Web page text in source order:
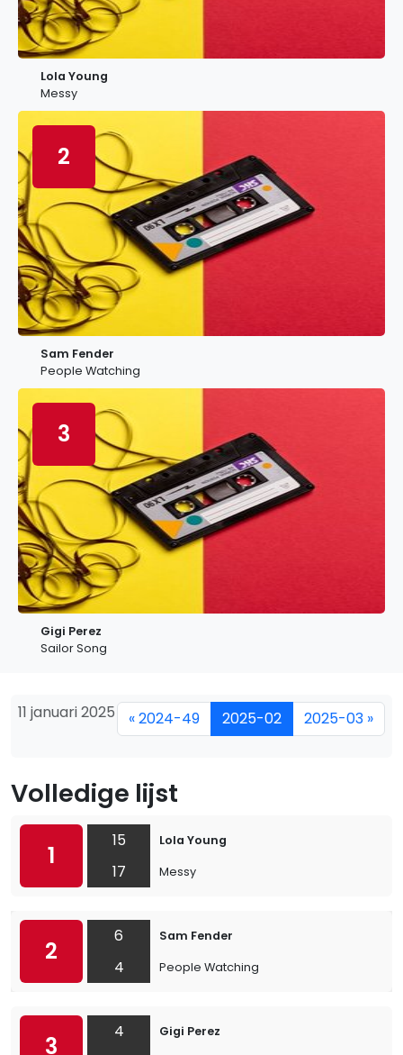
Lola Young
Messy
2
Sam Fender
People Watching
3
Gigi Perez
Sailor Song
11 januari 2025 « 2024-49 2025-02 2025-03 »
Volledige lijst
1
15
17
Lola Young
Messy
2
6
4
Sam Fender
People Watching
3
4
Gigi Perez